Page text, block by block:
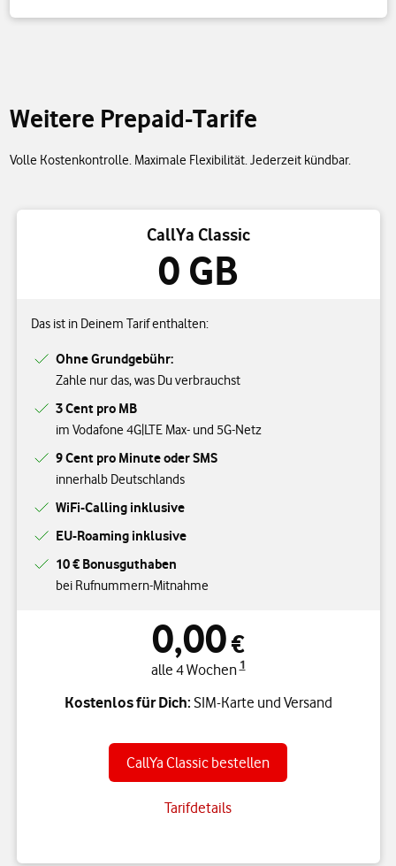
Weitere Prepaid-Tarife
Volle Kostenkontrolle. Maximale Flexibilität. Jederzeit kündbar.
CallYa Classic
0 GB
Das ist in Deinem Tarif enthalten:
Ohne Grundgebühr:
Zahle nur das, was Du verbrauchst
3 Cent pro MB
im Vodafone 4G|LTE Max- und 5G-Netz
9 Cent pro Minute oder SMS
innerhalb Deutschlands
WiFi-Calling inklusive
EU-Roaming inklusive
10 € Bonusguthaben
bei Rufnummern-Mitnahme
0,00€
alle 4 Wochen1
Kostenlos für Dich: SIM-Karte und Versand
CallYa Classic bestellen
Tarifdetails